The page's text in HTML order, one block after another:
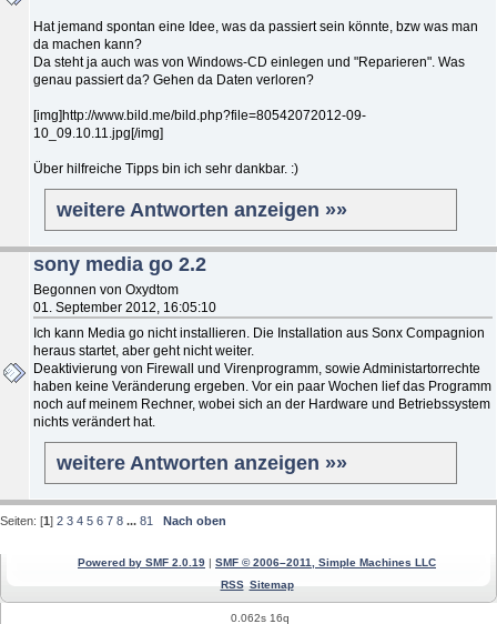
Hat jemand spontan eine Idee, was da passiert sein könnte, bzw was man
da machen kann?
Da steht ja auch was von Windows-CD einlegen und "Reparieren". Was
genau passiert da? Gehen da Daten verloren?
[img]http://www.bild.me/bild.php?file=80542072012-09-
10_09.10.11.jpg[/img]
Über hilfreiche Tipps bin ich sehr dankbar. :)
weitere Antworten anzeigen »»
sony media go 2.2
Begonnen von Oxydtom
01. September 2012, 16:05:10
Ich kann Media go nicht installieren. Die Installation aus Sonx Compagnion
heraus startet, aber geht nicht weiter.
Deaktivierung von Firewall und Virenprogramm, sowie Administartorrechte
haben keine Veränderung ergeben. Vor ein paar Wochen lief das Programm
noch auf meinem Rechner, wobei sich an der Hardware und Betriebssystem
nichts verändert hat.
weitere Antworten anzeigen »»
Seiten: [1] 2 3 4 5 6 7 8 ... 81 Nach oben
Powered by SMF 2.0.19 | SMF © 2006–2011, Simple Machines LLC
RSS Sitemap
0.062s 16q